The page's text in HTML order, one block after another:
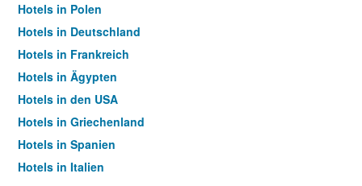
Hotels in Polen
Hotels in Deutschland
Hotels in Frankreich
Hotels in Ägypten
Hotels in den USA
Hotels in Griechenland
Hotels in Spanien
Hotels in Italien